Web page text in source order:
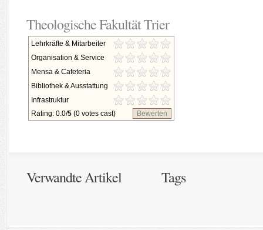
Theologische Fakultät Trier
Lehrkräfte & Mitarbeiter
Organisation & Service
Mensa & Cafeteria
Bibliothek & Ausstattung
Infrastruktur
Rating: 0.0/5 (0 votes cast) Bewerten
Verwandte Artikel Tags